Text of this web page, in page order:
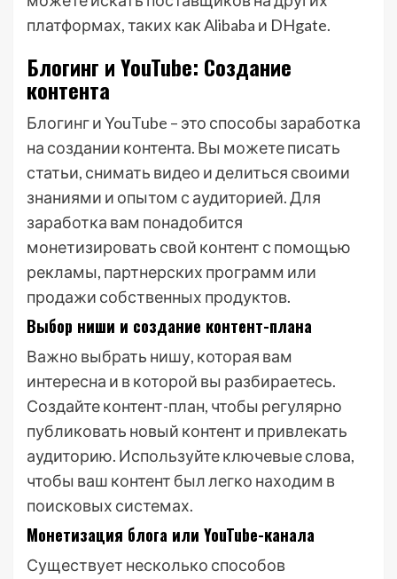
платформах, таких как Alibaba и DHgate.
Блогинг и YouTube: Создание
контента
Блогинг и YouTube – это способы заработка
на создании контента. Вы можете писать
статьи, снимать видео и делиться своими
знаниями и опытом с аудиторией. Для
заработка вам понадобится
монетизировать свой контент с помощью
рекламы, партнерских программ или
продажи собственных продуктов.
Выбор ниши и создание контент-плана
Важно выбрать нишу, которая вам
интересна и в которой вы разбираетесь.
Создайте контент-план, чтобы регулярно
публиковать новый контент и привлекать
аудиторию. Используйте ключевые слова,
чтобы ваш контент был легко находим в
поисковых системах.
Монетизация блога или YouTube-канала
Существует несколько способов